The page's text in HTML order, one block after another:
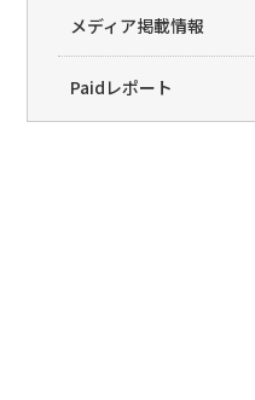
メディア掲載情報
Paidレポート